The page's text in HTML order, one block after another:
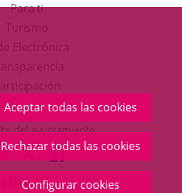
Aceptar todas las cookies
Rechazar todas las cookies
Configurar cookies
Para ti
en
una
ventana
nueva.
aplicación
externa.
del ayuntamiento
ENLACE
A
UNA
ENLACE
A
UNA
ENLACE
A
UNA